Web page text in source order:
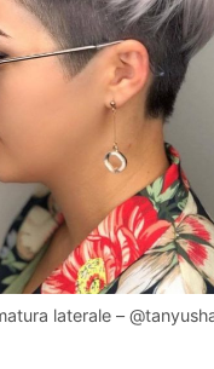
laterale –